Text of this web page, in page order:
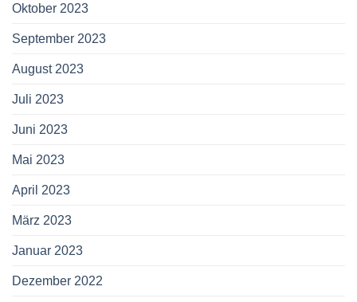
Oktober 2023
September 2023
August 2023
Juli 2023
Juni 2023
Mai 2023
April 2023
März 2023
Januar 2023
Dezember 2022